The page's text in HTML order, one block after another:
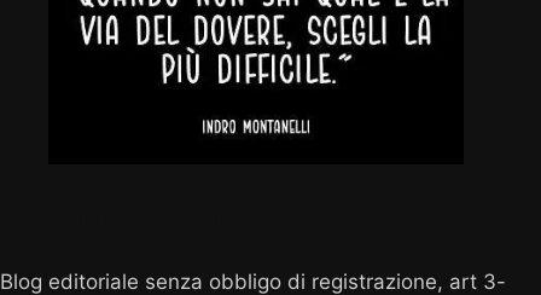
Blog editoriale senza obbligo di registrazione, art 3-